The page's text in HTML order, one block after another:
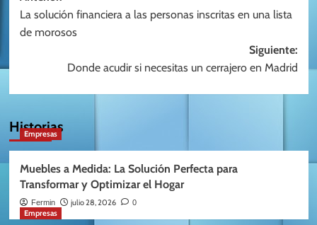
de
entradas
La solución financiera a las personas inscritas en una lista
de morosos
Siguiente:
Donde acudir si necesitas un cerrajero en Madrid
Historias
Empresas
Muebles a Medida: La Solución Perfecta para
Transformar y Optimizar el Hogar
Fermin julio 28, 2026 0
Empresas